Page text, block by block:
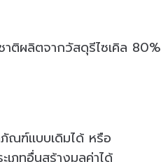
ติผลิตจากวัสดุรีไซเคิล 80%
ณฑ์เเบบเดิมได้ หรือ
ภทอื่นสร้างมูลค่าได้